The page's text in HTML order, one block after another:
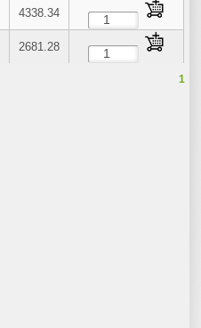
4338.34
2681.28
1